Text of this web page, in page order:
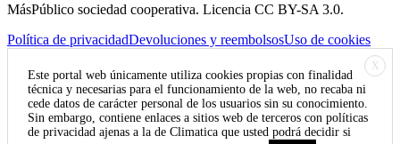
MásPúblico sociedad cooperativa. Licencia CC BY-SA 3.0.
Política de privacidadDevoluciones y reembolsosUso de cookies
X
Este portal web únicamente utiliza cookies propias con finalidad
técnica y necesarias para el funcionamiento de la web, no recaba ni
cede datos de carácter personal de los usuarios sin su conocimiento.
Sin embargo, contiene enlaces a sitios web de terceros con políticas
de privacidad ajenas a la de Climatica que usted podrá decidir si